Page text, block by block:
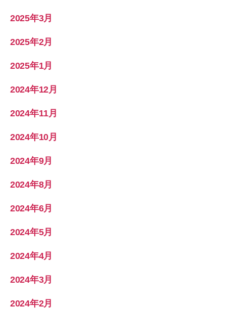
2025年3月
2025年2月
2025年1月
2024年12月
2024年11月
2024年10月
2024年9月
2024年8月
2024年6月
2024年5月
2024年4月
2024年3月
2024年2月